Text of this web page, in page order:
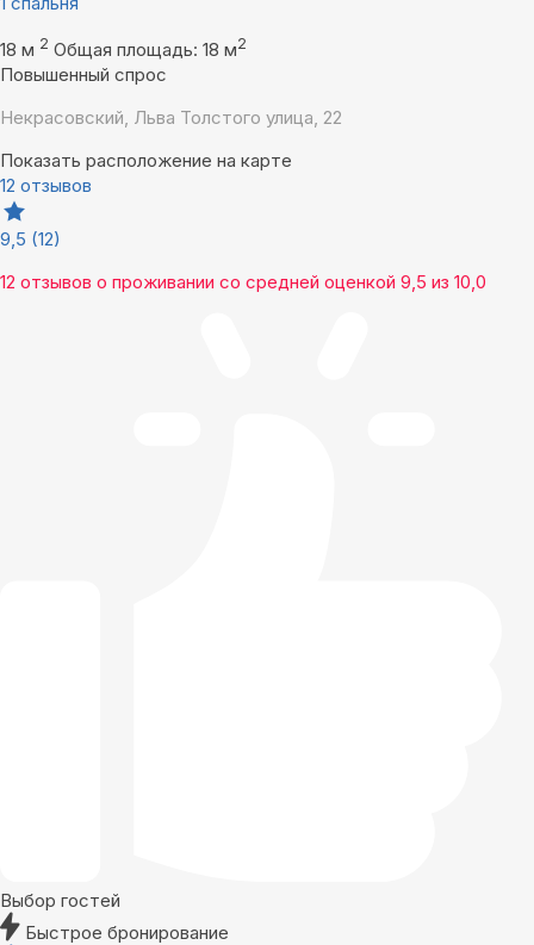
18 м 2 Общая площадь: 18 м2
Повышенный спрос
Некрасовский, Льва Толстого улица, 22
Показать расположение на карте
12 отзывов
9,5 (12)
12 отзывов о проживании со средней оценкой 9,5 из 10,0
Выбор гостей
Быстрое бронирование